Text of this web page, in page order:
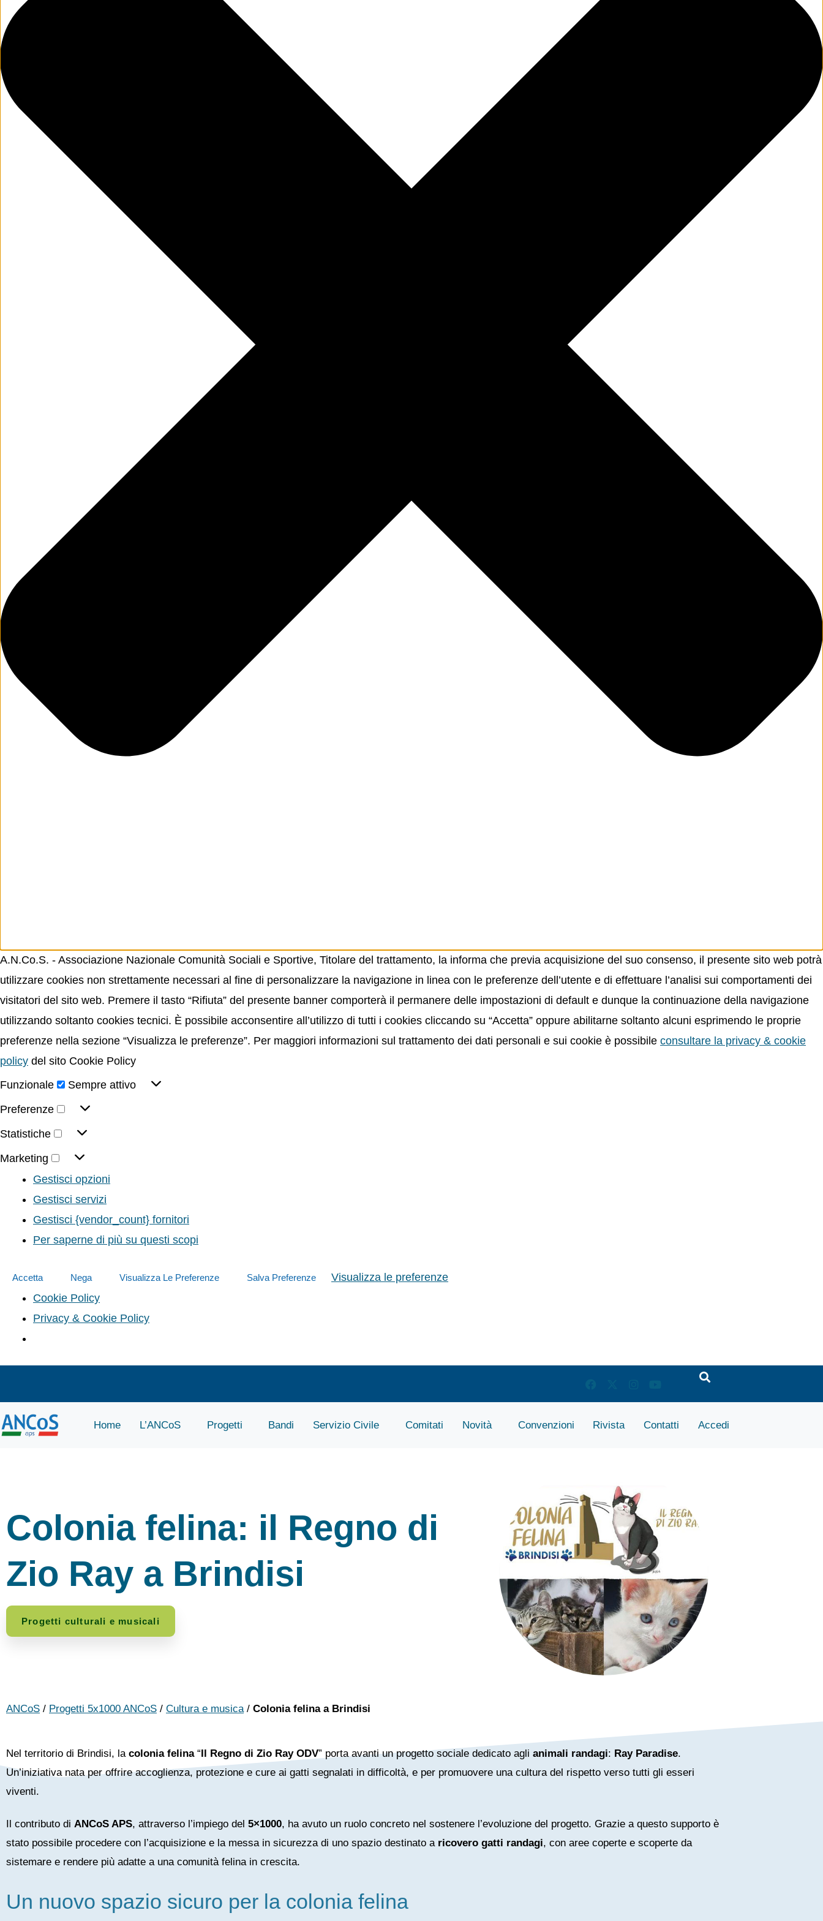
A.N.Co.S. - Associazione Nazionale Comunità Sociali e Sportive, Titolare del trattamento, la informa che previa acquisizione del suo consenso, il presente sito web potrà
utilizzare cookies non strettamente necessari al fine di personalizzare la navigazione in linea con le preferenze dell’utente e di effettuare l’analisi sui comportamenti dei
visitatori del sito web. Premere il tasto “Rifiuta” del presente banner comporterà il permanere delle impostazioni di default e dunque la continuazione della navigazione
utilizzando soltanto cookies tecnici. È possibile acconsentire all’utilizzo di tutti i cookies cliccando su “Accetta” oppure abilitarne soltanto alcuni esprimendo le proprie
preferenze nella sezione “Visualizza le preferenze”. Per maggiori informazioni sul trattamento dei dati personali e sui cookie è possibile consultare la privacy & cookie
policy del sito Cookie Policy
Funzionale
Sempre attivo
Preferenze
Statistiche
Marketing
Gestisci opzioni
Gestisci servizi
Gestisci {vendor_count} fornitori
Per saperne di più su questi scopi
Accetta Nega Visualizza Le Preferenze Salva Preferenze
Visualizza le preferenze
Cookie Policy
Privacy & Cookie Policy
Home L’ANCoS Progetti Bandi Servizio Civile Comitati Novità Convenzioni Rivista Contatti Accedi
Colonia felina: il Regno di
Zio Ray a Brindisi
Progetti culturali e musicali
ANCoS / Progetti 5x1000 ANCoS / Cultura e musica/ Colonia felina a Brindisi
Nel territorio di Brindisi, la colonia felina“Il Regno di Zio Ray ODV” porta avanti un progetto sociale dedicato agli animali randagi: Ray Paradise.
Un’iniziativa nata per offrire accoglienza, protezione e cure ai gatti segnalati in difficoltà, e per promuovere una cultura del rispetto verso tutti gli esseri
viventi.
Il contributo di ANCoS APS, attraverso l’impiego del 5×1000, ha avuto un ruolo concreto nel sostenere l’evoluzione del progetto. Grazie a questo supporto è
stato possibile procedere con l’acquisizione e la messa in sicurezza di uno spazio destinato a ricovero gatti randagi, con aree coperte e scoperte da
sistemare e rendere più adatte a una comunità felina in crescita.
Un nuovo spazio sicuro per la colonia felina